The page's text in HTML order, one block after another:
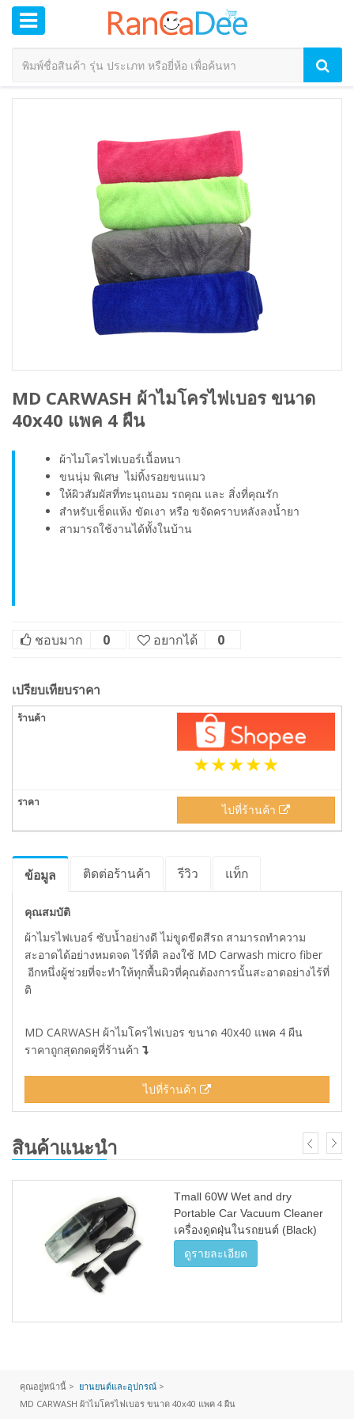
MD CARWASH ผ้าไมโครไฟเบอร ขนาด
40x40 แพค 4 ผืน
ผ้าไมโครไฟเบอร์เนื้อหนา
ขนนุ่ม พิเศษ ไม่ทิ้งรอยขนแมว
ให้ผิวสัมผัสที่ทะนุถนอม รถคุณ และ สิ่งที่คุณรัก
สำหรับเช็ดแห้ง ขัดเงา หรือ ขจัดคราบหลังลงน้ำยา
สามารถใช้งานได้ทั้งในบ้าน
ชอบมาก 0 อยากได้ 0
เปรียบเทียบราคา
ไปที่ร้านค้า
ข้อมูล ติดต่อร้านค้า รีวิว แท็ก
คุณสมบัติ
ผ้าไมรไฟเบอร์ ซับน้ำอย่างดี ไม่ขูดขีดสีรถ สามารถทำความ
สะอาดได้อย่างหมดจด ไร้ที่ติ ลองใช้ MD Carwash micro fiber
อีกหนึ่งผู้ช่วยที่จะทำให้ทุกพื้นผิวที่คุณต้องการนั้นสะอาดอย่างไร้ที่
ติ
MD CARWASH ผ้าไมโครไฟเบอร ขนาด 40x40 แพค 4 ผืน
ราคาถูกสุดกดดูที่ร้านค้า
ไปที่ร้านค้า
สินค้าแนะนำ
Tmall 60W Wet and dry
Portable Car Vacuum Cleaner
เครื่องดูดฝุ่นในรถยนต์ (Black)
ดูรายละเอียด
คุณอยู่หน้านี้ > ยานยนต์และอุปกรณ์ >
MD CARWASH ผ้าไมโครไฟเบอร ขนาด 40x40 แพค 4 ผืน